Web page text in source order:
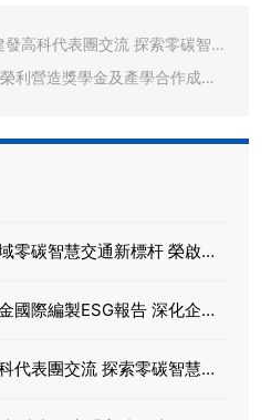
高科代表團交流 探索零碳智慧
利營造獎學金及產學合作成果
零碳智慧交通新標杆 榮啟新
國際編製ESG報告 深化企業
代表團交流 探索零碳智慧新